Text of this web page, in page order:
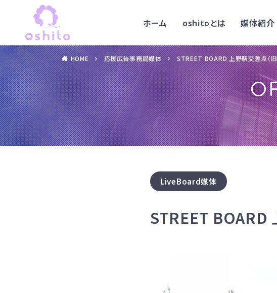
ホーム oshitoとは 媒体紹介
HOME 応援広告事務局媒体 STREET BOARD 上野駅交差点（旧
LiveBoard媒体
STREET BOARD